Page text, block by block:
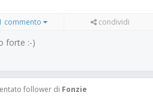
commento condividi
forte :-)
follower di Fonzie